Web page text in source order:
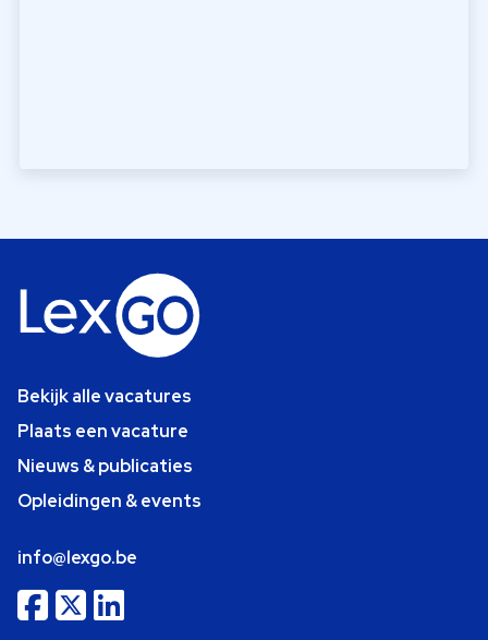
Bekijk alle vacatures
Plaats een vacature
Nieuws & publicaties
Opleidingen & events
info@lexgo.be